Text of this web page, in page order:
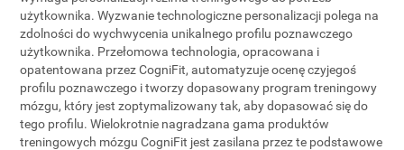
użytkownika. Wyzwanie technologiczne personalizacji polega na
zdolności do wychwycenia unikalnego profilu poznawczego
użytkownika. Przełomowa technologia, opracowana i
opatentowana przez CogniFit, automatyzuje ocenę czyjegoś
profilu poznawczego i tworzy dopasowany program treningowy
mózgu, który jest zoptymalizowany tak, aby dopasować się do
tego profilu. Wielokrotnie nagradzana gama produktów
treningowych mózgu CogniFit jest zasilana przez te podstawowe